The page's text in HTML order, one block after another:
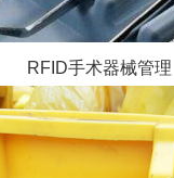
RFID手术器械管理